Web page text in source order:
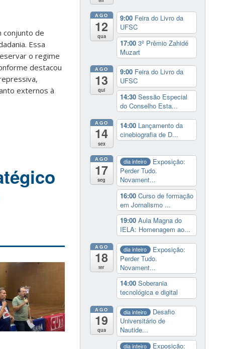
conjunto de
Essa
o regime
destacou
externos à
AGO
12
qua
9:00 Feira do Livro da
UFSC
17:00 3º Prêmio Zahidé
Muzart
AGO
13
qui
9:00 Feira do Livro da
UFSC
14:30 Sessão Especial
do Conselho Esta...
AGO
14
sex
14:00 Lançamento da
cinebiografia de D...
AGO
17
seg
dia inteiro
Exposição:
Perder Tudo.
Novament...
16:00 Curso de formação
em Jornalismo ...
19:00 Aula Magna do
IELA: Homenagem ao...
AGO
18
ter
dia inteiro
Exposição:
Perder Tudo.
Novament...
14:00 Soberania
tecnológica e digital
AGO
19
qua
dia inteiro
Desafio
Universitário de
Nautide...
dia inteiro
Exposição: